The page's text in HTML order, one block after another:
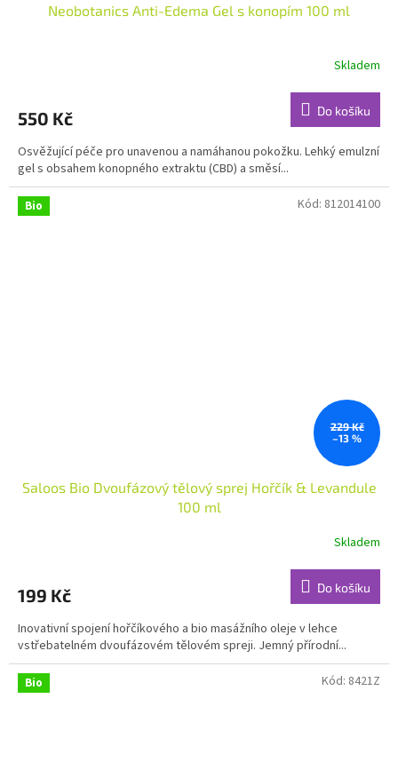
Neobotanics Anti-Edema Gel s konopím 100 ml
je
z
5
hvězdiček.
Skladem
550 Kč Do košíku
Osvěžující péče pro unavenou a namáhanou pokožku. Lehký emulzní
gel s obsahem konopného extraktu (CBD) a směsí...
Bio
229 Kč
–13 %
Saloos Bio Dvoufázový tělový sprej Hořčík & Levandule
100 ml
je
z
5
hvězdiček.
Skladem
199 Kč Do košíku
Inovativní spojení hořčíkového a bio masážního oleje v lehce
vstřebatelném dvoufázovém tělovém spreji. Jemný přírodní...
Kód: 812014100
Bio Kód: 8421Z